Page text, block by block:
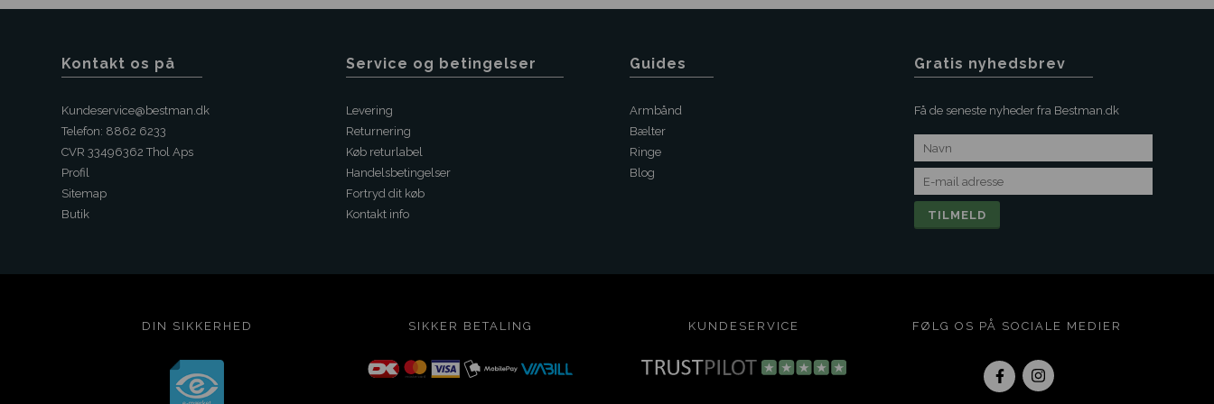
Kontakt os på
Kundeservice@bestman.dk
Telefon: 8862 6233
CVR 33496362 Thol Aps
Profil
Sitemap
Butik
Service og betingelser
Levering
Returnering
Køb returlabel
Handelsbetingelser
Fortryd dit køb
Kontakt info
Guides
Armbånd
Bælter
Ringe
Blog
Gratis nyhedsbrev
Få de seneste nyheder fra Bestman.dk
DIN SIKKERHED SIKKER BETALING KUNDESERVICE FØLG OS PÅ SOCIALE MEDIER